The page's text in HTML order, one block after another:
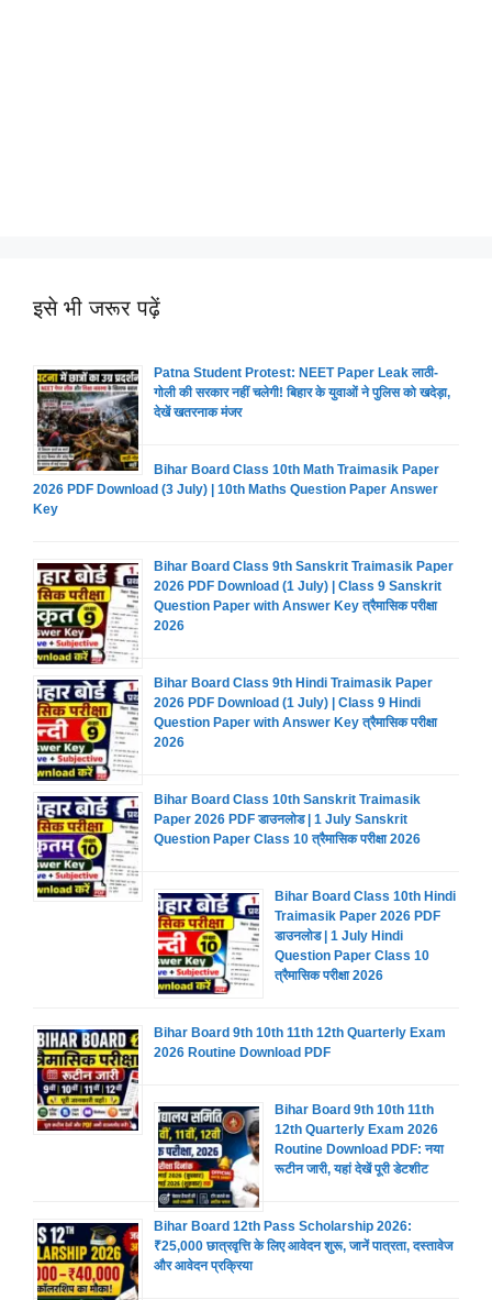
इसे भी जरूर पढ़ें
Patna Student Protest: NEET Paper Leak लाठी-
गोली की सरकार नहीं चलेगी! बिहार के युवाओं ने पुलिस को खदेड़ा,
देखें खतरनाक मंजर
Bihar Board Class 10th Math Traimasik Paper
2026 PDF Download (3 July) | 10th Maths Question Paper Answer
Key
Bihar Board Class 9th Sanskrit Traimasik Paper
2026 PDF Download (1 July) | Class 9 Sanskrit
Question Paper with Answer Key त्रैमासिक परीक्षा
2026
Bihar Board Class 9th Hindi Traimasik Paper
2026 PDF Download (1 July) | Class 9 Hindi
Question Paper with Answer Key त्रैमासिक परीक्षा
2026
Bihar Board Class 10th Sanskrit Traimasik
Paper 2026 PDF डाउनलोड | 1 July Sanskrit
Question Paper Class 10 त्रैमासिक परीक्षा 2026
Bihar Board Class 10th Hindi
Traimasik Paper 2026 PDF
डाउनलोड | 1 July Hindi
Question Paper Class 10
त्रैमासिक परीक्षा 2026
Bihar Board 9th 10th 11th 12th Quarterly Exam
2026 Routine Download PDF
Bihar Board 9th 10th 11th
12th Quarterly Exam 2026
Routine Download PDF: नया
रूटीन जारी, यहां देखें पूरी डेटशीट
Bihar Board 12th Pass Scholarship 2026:
₹25,000 छात्रवृत्ति के लिए आवेदन शुरू, जानें पात्रता, दस्तावेज
और आवेदन प्रक्रिया